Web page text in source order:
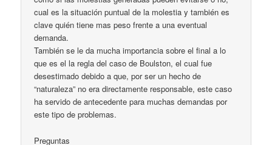
cual es la situación puntual de la molestia y también es
clave quién tiene mas peso frente a una eventual
demanda.
También se le da mucha importancia sobre el final a lo
que es el la regla del caso de Boulston, el cual fue
desestimado debido a que, por ser un hecho de
“naturaleza” no era directamente responsable, este caso
ha servido de antecedente para muchas demandas por
este tipo de problemas.
Preguntas